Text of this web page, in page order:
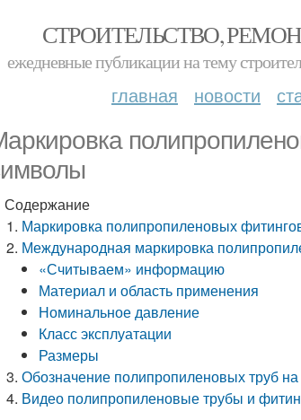
СТРОИТЕЛЬСТВО,
ежедневные публикации на тему
главная новости
Содержание
Маркировка полипропиленовых
Международная маркировка
«Считываем» информацию
Материал и область применения
Номинальное давление
Класс эксплуатации
Размеры
Обозначение полипропиленовых труб
Видео полипропиленовые трубы и